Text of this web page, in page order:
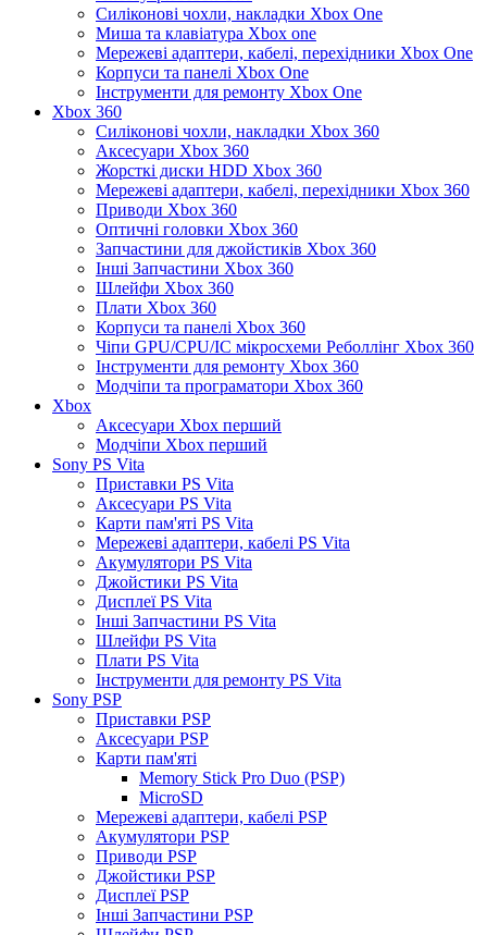
Силіконові чохли, накладки Xbox One
Миша та клавіатура Xbox one
Мережеві адаптери, кабелі, перехідники Xbox One
Корпуси та панелі Xbox One
Інструменти для ремонту Xbox One
Xbox 360
Силіконові чохли, накладки Xbox 360
Аксесуари Xbox 360
Жорсткі диски HDD Xbox 360
Мережеві адаптери, кабелі, перехідники Xbox 360
Приводи Xbox 360
Оптичні головки Xbox 360
Запчастини для джойстиків Xbox 360
Інші Запчастини Xbox 360
Шлейфи Xbox 360
Плати Xbox 360
Корпуси та панелі Xbox 360
Чіпи GPU/CPU/IC мікросхеми Реболлінг Xbox 360
Інструменти для ремонту Xbox 360
Модчіпи та програматори Xbox 360
Xbox
Аксесуари Xbox перший
Модчіпи Xbox перший
Sony PS Vita
Приставки PS Vita
Аксесуари PS Vita
Карти пам'яті PS Vita
Мережеві адаптери, кабелі PS Vita
Акумулятори PS Vita
Джойстики PS Vita
Дисплеї PS Vita
Інші Запчастини PS Vita
Шлейфи PS Vita
Плати PS Vita
Інструменти для ремонту PS Vita
Sony PSP
Приставки PSP
Аксесуари PSP
Карти пам'яті
Memory Stick Pro Duo (PSP)
MicroSD
Мережеві адаптери, кабелі PSP
Акумулятори PSP
Приводи PSP
Джойстики PSP
Дисплеї PSP
Інші Запчастини PSP